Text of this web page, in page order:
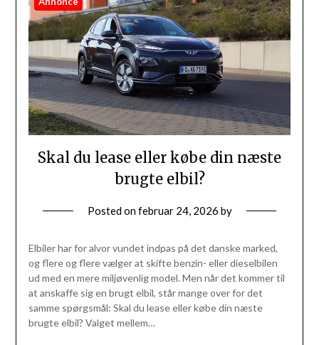
Skal du lease eller købe din næste
brugte elbil?
Posted onfebruar 24, 2026 by
Elbiler har for alvor vundet indpas på det danske marked,
og flere og flere vælger at skifte benzin- eller dieselbilen
ud med en mere miljøvenlig model. Men når det kommer til
at anskaffe sig en brugt elbil, står mange over for det
samme spørgsmål: Skal du lease eller købe din næste
brugte elbil? Valget mellem…